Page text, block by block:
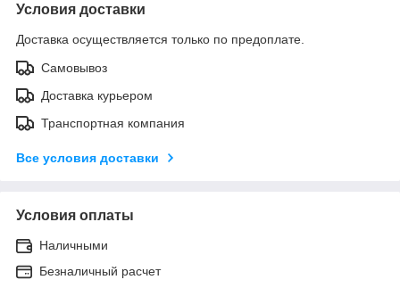
Условия доставки
Доставка осуществляется только по предоплате.
Самовывоз
Доставка курьером
Транспортная компания
Все условия доставки
Условия оплаты
Наличными
Безналичный расчет